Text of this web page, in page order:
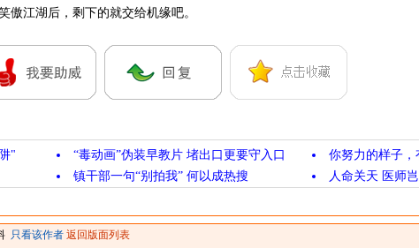
傲江湖后，剩下的就交给机缘吧。
" “毒动画”伪装早教片 堵出口更要守入口
你努力的样子
镇干部一句“别拍我” 何以成热搜 人命关天 医师
只看该作者 返回版面列表